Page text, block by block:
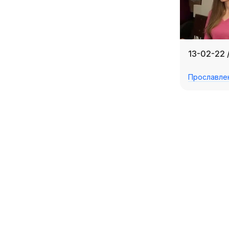
13-02-22